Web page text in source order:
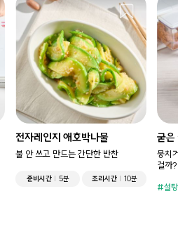
전자레인지 애호박나물
불 안 쓰고 만드는 간단한 반찬
준비시간 5분 조리시간 10분
굳은
뭉치
걸까?
설탕